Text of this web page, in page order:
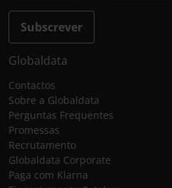
Subscrever
Globaldata
Contactos
Sobre a Globaldata
Perguntas Frequentes
Promessas
Recrutamento
Globaldata Corporate
Paga com Klarna